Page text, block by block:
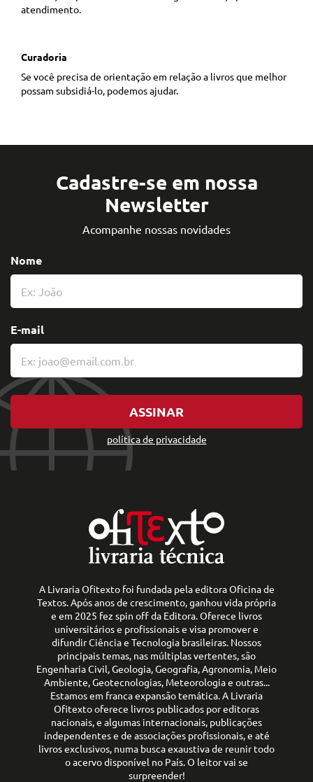
atendimento.
Curadoria
Se você precisa de orientação em relação a livros que melhor
possam subsidiá-lo, podemos ajudar.
Cadastre-se em nossa
Newsletter
Acompanhe nossas novidades
política de privacidade
Nome
E-mail
ASSINAR
A Livraria Ofitexto foi fundada pela editora Oficina de
Textos. Após anos de crescimento, ganhou vida própria
e em 2025 fez spin off da Editora. Oferece livros
universitários e profissionais e visa promover e
difundir Ciência e Tecnologia brasileiras. Nossos
principais temas, nas múltiplas vertentes, são
Engenharia Civil, Geologia, Geografia, Agronomia, Meio
Ambiente, Geotecnologias, Meteorologia e outras...
Estamos em franca expansão temática. A Livraria
Ofitexto oferece livros publicados por editoras
nacionais, e algumas internacionais, publicações
independentes e de associações profissionais, e até
livros exclusivos, numa busca exaustiva de reunir todo
o acervo disponível no País. O leitor vai se
surpreender!